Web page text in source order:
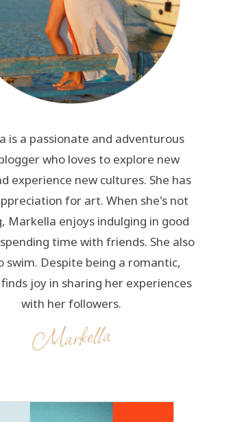
is a passionate and adventurous
who loves to explore new
experience new cultures. She has
for art. When she's not
Markella enjoys indulging in good
time with friends. She also
swim. Despite being a romantic,
joy in sharing her experiences
with her followers.